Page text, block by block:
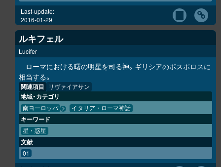
Last-update:
2016-01-29
ルキフェル
Lucifer
ローマにおける曙の明星を司る神。ギリシアのポスポロスに
相当する。
関連項目 リヴァイアサン
地域・カテゴリ
南ヨーロッパ イタリア・ローマ神話
キーワード
星・惑星
文献
01